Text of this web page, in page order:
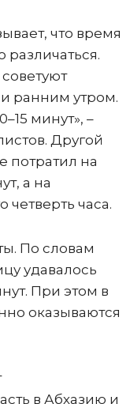
что время
ранним утром.
минут», –
Другой
потратил на
а на
четверть часа.
По словам
удавалось
При этом в
оказываются
в Абхазию и